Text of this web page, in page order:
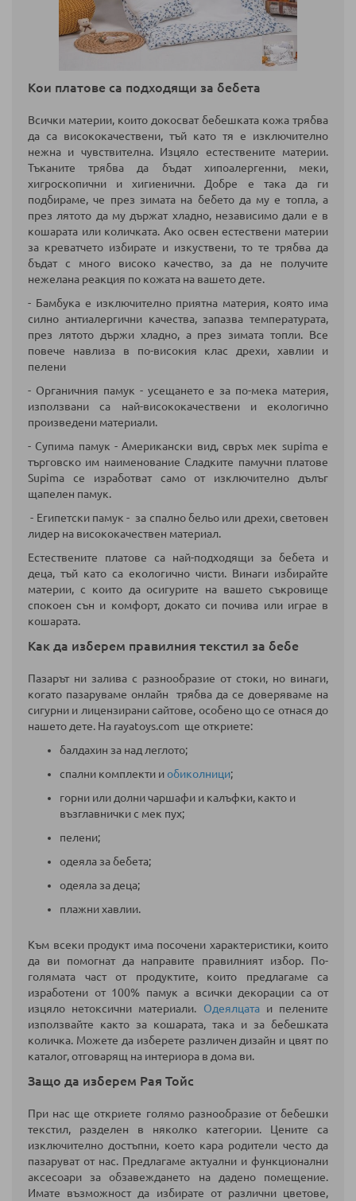
Кои платове са подходящи за бебета
Всички материи, които докосват бебешката кожа трябва
да са висококачествени, тъй като тя е изключително
нежна и чувствителна. Изцяло естествените материи.
Тъканите трябва да бъдат хипоалергенни, меки,
хигроскопични и хигиенични. Добре е така да ги
подбираме, че през зимата на бебето да му е топла, а
през лятото да му държат хладно, независимо дали е в
кошарата или количката. Ако освен естествени материи
за креватчето избирате и изкуствени, то те трябва да
бъдат с много високо качество, за да не получите
нежелана реакция по кожата на вашето дете.
- Бамбука е изключително приятна материя, която има
силно антиалергични качества, запазва температурата,
през лятото държи хладно, а през зимата топли. Все
повече навлиза в по-високия клас дрехи, хавлии и
пелени
- Органичния памук - усещането е за по-мека материя,
използвани са най-висококачествени и екологично
произведени материали.
- Супима памук - Американски вид, свръх мек supima е
търговско им наименование Сладките памучни платове
Supima се изработват само от изключително дълъг
щапелен памук.
- Египетски памук - за спално бельо или дрехи, световен
лидер на висококачествен материал.
Естествените платове са най-подходящи за бебета и
деца, тъй като са екологично чисти. Винаги избирайте
материи, с които да осигурите на вашето съкровище
спокоен сън и комфорт, докато си почива или играе в
кошарата.
Как да изберем правилния текстил за бебе
Пазарът ни залива с разнообразие от стоки, но винаги,
когато пазаруваме онлайн трябва да се доверяваме на
сигурни и лицензирани сайтове, особено що се отнася до
нашето дете. На rayatoys.com ще откриете:
балдахин за над леглото;
спални комплекти иобиколници;
горни или долни чаршафи и калъфки, както и
възглавнички с мек пух;
пелени;
одеяла за бебета;
одеяла за деца;
плажни хавлии.
Към всеки продукт има посочени характеристики, които
да ви помогнат да направите правилният избор. По-
голямата част от продуктите, които предлагаме са
изработени от 100% памук а всички декорации са от
изцяло нетоксични материали. Одеялцатаи пелените
използвайте както за кошарата, така и за бебешката
количка. Можете да изберете различен дизайн и цвят по
каталог, отговарящ на интериора в дома ви.
Защо да изберем Рая Тойс
При нас ще откриете голямо разнообразие от бебешки
текстил, разделен в няколко категории. Цените са
изключително достъпни, което кара родители често да
пазаруват от нас. Предлагаме актуални и функционални
аксесоари за обзавеждането на дадено помещение.
Имате възможност да избирате от различни цветове,